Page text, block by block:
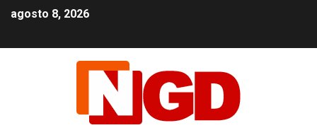
agosto 8, 2026